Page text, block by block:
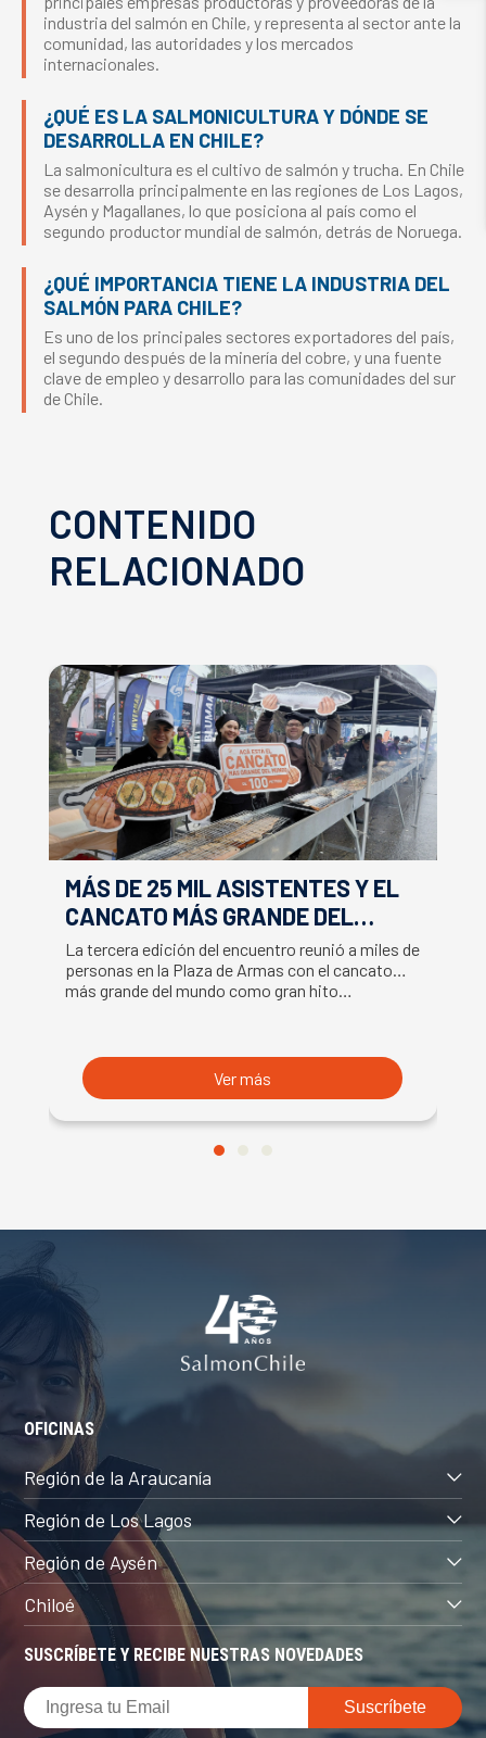
industria del salmón en Chile, y representa al sector ante la
comunidad, las autoridades y los mercados
internacionales.
¿QUÉ ES LA SALMONICULTURA Y DÓNDE SE
DESARROLLA EN CHILE?
La salmonicultura es el cultivo de salmón y trucha. En Chile
se desarrolla principalmente en las regiones de Los Lagos,
Aysén y Magallanes, lo que posiciona al país como el
segundo productor mundial de salmón, detrás de Noruega.
¿QUÉ IMPORTANCIA TIENE LA INDUSTRIA DEL
SALMÓN PARA CHILE?
Es uno de los principales sectores exportadores del país,
el segundo después de la minería del cobre, y una fuente
clave de empleo y desarrollo para las comunidades del sur
de Chile.
CONTENIDO
RELACIONADO
MÁS DE 25 MIL ASISTENTES Y EL
CANCATO MÁS GRANDE DEL
MUNDO MARCAN EXITOSO CIERRE
DE LA SEMANA DEL SALMÓN
La tercera edición del encuentro reunió a miles de
personas en la Plaza de Armas con el cancato
más grande del mundo como gran hito…
Ver más
SUSCRÍBETE Y RECIBE NUESTRAS NOVEDADES
OFICINAS
Región de la Araucanía
Región de Los Lagos
Región de Aysén
Chiloé